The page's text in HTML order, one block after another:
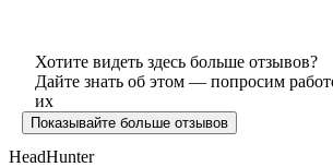
Хотите видеть здесь больше отзывов?
Дайте знать об этом — попросим
их
Показывайте больше отзывов
HeadHunter